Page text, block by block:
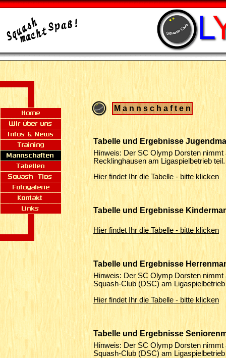
M a n n s c h a f t e n
Tabelle und Ergebnisse
Hinweis: Der SC Olymp Dorsten
Recklinghausen am Ligaspielbetrieb teil.
Hier findet Ihr die Tabelle - bitte klicken
Tabelle und Ergebnisse
Hier findet Ihr die Tabelle - bitte klicken
Tabelle und Ergebnisse
Hinweis: Der SC Olymp Dorsten
Squash-Club (DSC) am
Hier findet Ihr die Tabelle - bitte klicken
Tabelle und Ergebnisse
Hinweis: Der SC Olymp Dorsten
Squash-Club (DSC) am